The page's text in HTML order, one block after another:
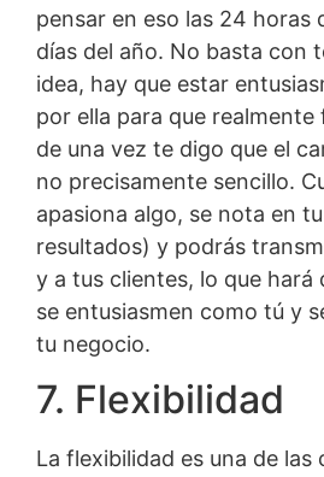
pensar en eso las 24 horas
días del año. No basta con
idea, hay que estar
por ella para que
de una vez te digo que el
no precisamente sencillo.
apasiona algo, se nota en
resultados) y podrás
y a tus clientes, lo que hará
se entusiasmen como tú y
tu negocio.
7. Flexibilidad
La flexibilidad es una de